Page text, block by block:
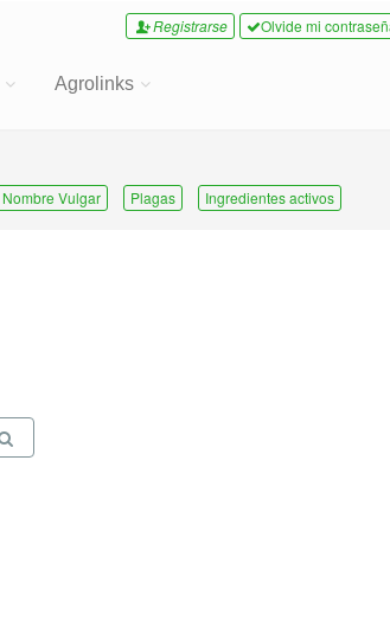
Registrarse Olvide mi
Agrolinks
Nombre Vulgar Plagas Ingredientes activos